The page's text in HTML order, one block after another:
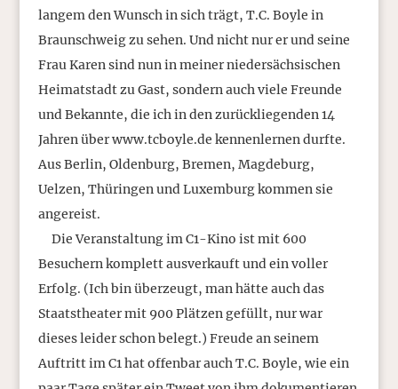
langem den Wunsch in sich trägt, T.C. Boyle in
Braunschweig zu sehen. Und nicht nur er und seine
Frau Karen sind nun in meiner niedersächsischen
Heimatstadt zu Gast, sondern auch viele Freunde
und Bekannte, die ich in den zurückliegenden 14
Jahren über www.tcboyle.de kennenlernen durfte.
Aus Berlin, Oldenburg, Bremen, Magdeburg,
Uelzen, Thüringen und Luxemburg kommen sie
angereist.
Die Veranstaltung im C1-Kino ist mit 600
Besuchern komplett ausverkauft und ein voller
Erfolg. (Ich bin überzeugt, man hätte auch das
Staatstheater mit 900 Plätzen gefüllt, nur war
dieses leider schon belegt.) Freude an seinem
Auftritt im C1 hat offenbar auch T.C. Boyle, wie ein